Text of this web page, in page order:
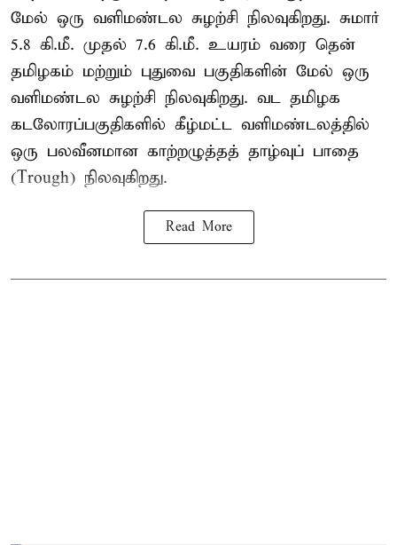
மேல் ஒரு வளிமண்டல சுழற்சி நிலவுகிறது. சுமார்
5.8 கி.மீ. முதல் 7.6 கி.மீ. உயரம் வரை தென்
தமிழகம் மற்றும் புதுவை பகுதிகளின் மேல் ஒரு
வளிமண்டல சுழற்சி நிலவுகிறது. வட தமிழக
கடலோரப்பகுதிகளில் கீழ்மட்ட வளிமண்டலத்தில்
ஒரு பலவீனமான காற்றழுத்தத் தாழ்வுப் பாதை
(Trough) நிலவுகிறது.
Read More